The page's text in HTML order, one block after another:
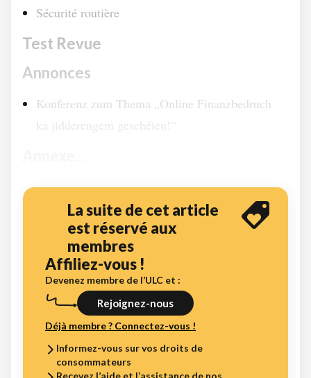
Sécurité routière
Test Revue
Annonces
Konferenz zum Thema „Online Finanzbedruch
ka jidderengem geschéien!“
La suite de cet article
est réservé aux
membres
Affiliez-vous !
Devenez membre de l’ULC et :
Rejoignez-nous
Déjà membre ? Connectez-vous !
Informez-vous sur vos droits de
consommateurs
Recevez l’aide et l’assistance de nos